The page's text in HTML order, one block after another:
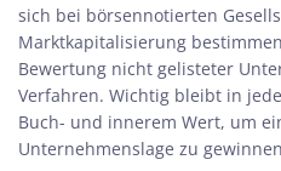
sich bei börsennotierten
Marktkapitalisierung
Bewertung nicht gelisteter
Verfahren. Wichtig bleibt in
Buch- und innerem Wert, um
Unternehmenslage zu